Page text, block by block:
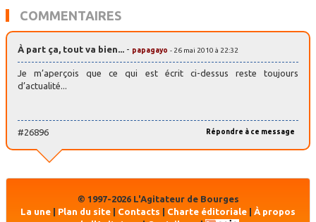
COMMENTAIRES
À part ça, tout va bien... - papagayo - 26 mai 2010 à 22:32
Je m’aperçois que ce qui est écrit ci-dessus reste toujours
d’actualité...
Répondre à ce message
#26896
© 1997-2026 L'Agitateur de Bourges
La une | Plan du site | Contacts | Charte éditoriale | À propos